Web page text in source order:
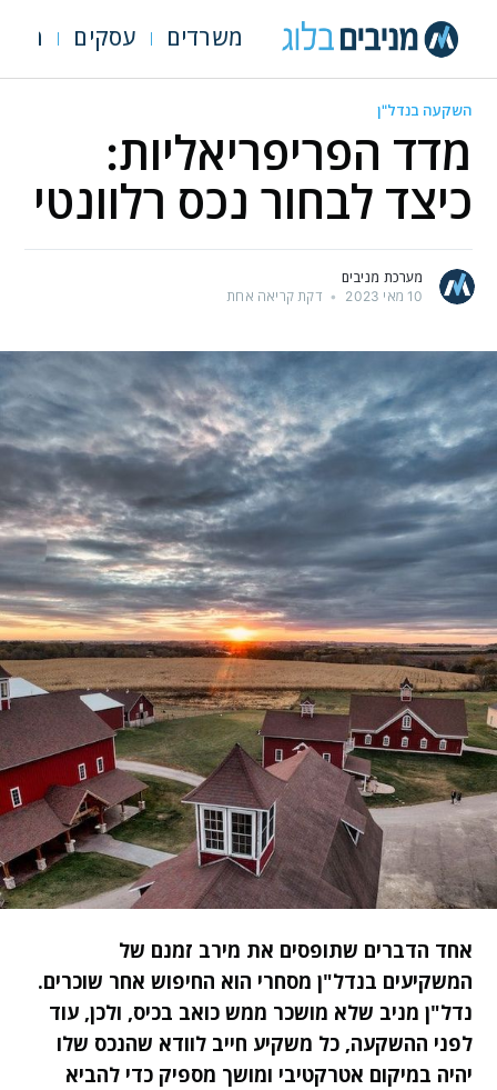
משרדים עסקים
השקעה בנדל"ן
מדד הפריפריאליות:
כיצד לבחור נכס רלוונטי
מערכת מניבים
10 מאי 2023
• דקת קריאה אחת
אחד הדברים שתופסים את מירב זמנם של
המשקיעים בנדל"ן מסחרי הוא החיפוש אחר שוכרים.
נדל"ן מניב שלא מושכר ממש כואב בכיס, ולכן, עוד
לפני ההשקעה, כל משקיע חייב לוודא שהנכס שלו
יהיה במיקום אטרקטיבי ומושך מספיק כדי להביא